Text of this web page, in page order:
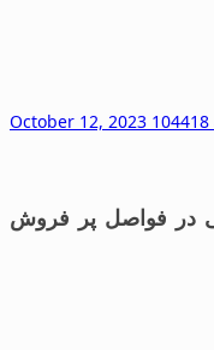
October 12, 2023
در فواصل پر فروش